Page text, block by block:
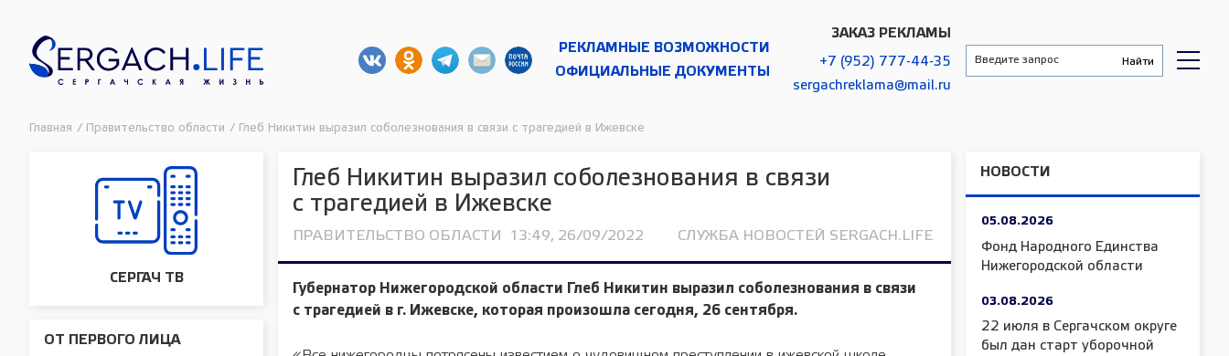
РЕКЛАМНЫЕ ВОЗМОЖНОСТИ
ОФИЦИАЛЬНЫЕ ДОКУМЕНТЫ
ЗАКАЗ РЕКЛАМЫ
+7 (952) 777-44-35
sergachreklama@mail.ru
Главная / Правительство области / Глеб Никитин выразил соболезнования в связи с трагедией в Ижевске
СЕРГАЧ ТВ
ОТ ПЕРВОГО ЛИЦА
Глеб Никитин выразил соболезнования в связи
с трагедией в Ижевске
ПРАВИТЕЛЬСТВО ОБЛАСТИ 13:49, 26/09/2022 СЛУЖБА НОВОСТЕЙ SERGACH.LIFE
Губернатор Нижегородской области Глеб Никитин выразил соболезнования в связи
с трагедией в г. Ижевске, которая произошла сегодня, 26 сентября.
НОВОСТИ
05.08.2026
Фонд Народного Единства
Нижегородской области
03.08.2026
22 июля в Сергачском округе
был дан старт уборочной